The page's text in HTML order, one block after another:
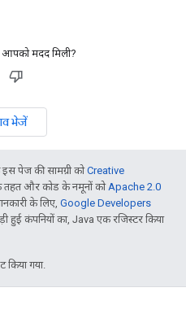
आपको मदद मिली?
भेजें
पेज की सामग्री कोCreative
तहत और कोड के नमूनों कोApache 2.0
के लिए, Google Developers
कंपनियों का, Java एक रजिस्टर किया
गया.